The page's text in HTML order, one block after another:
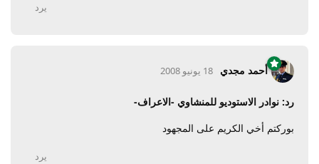
يرد
أحمد مجدي 18 يونيو 2008
رد: نوادر الاستوديو للمنشاوي -الاعراف-
بوركتم أخي الكريم على المجهود
يرد